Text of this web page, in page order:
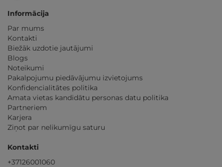
Informācija
Par mums
Kontakti
Biežāk uzdotie jautājumi
Blogs
Noteikumi
Pakalpojumu piedāvājumu izvietojums
Konfidencialitātes politika
Amata vietas kandidātu personas datu politika
Partneriem
Karjera
Ziņot par nelikumīgu saturu
Kontakti
+37126001060